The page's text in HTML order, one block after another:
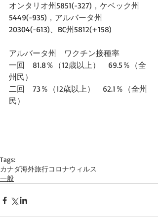
オンタリオ州5851(-327)，ケベック州
5449(-935)，アルバータ州
20304(-613)、BC州5812(+158)
アルバータ州　ワクチン接種率
一回　81.8％（12歳以上）　69.5％（全
州民）
二回　73％（12歳以上）　62.1％（全州
民）
Tags:
カナダ海外旅行コロナウィルス
一般